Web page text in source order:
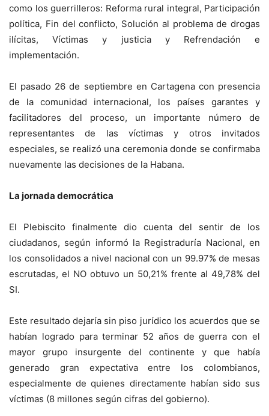
como los guerrilleros: Reforma rural integral, Participación
política, Fin del conflicto, Solución al problema de drogas
ilícitas, Víctimas y justicia y Refrendación e
implementación.
El pasado 26 de septiembre en Cartagena con presencia
de la comunidad internacional, los países garantes y
facilitadores del proceso, un importante número de
representantes de las víctimas y otros invitados
especiales, se realizó una ceremonia donde se confirmaba
nuevamente las decisiones de la Habana.
La jornada democrática
El Plebiscito finalmente dio cuenta del sentir de los
ciudadanos, según informó la Registraduría Nacional, en
los consolidados a nivel nacional con un 99.97% de mesas
escrutadas, el NO obtuvo un 50,21% frente al 49,78% del
SI.
Este resultado dejaría sin piso jurídico los acuerdos que se
habían logrado para terminar 52 años de guerra con el
mayor grupo insurgente del continente y que había
generado gran expectativa entre los colombianos,
especialmente de quienes directamente habían sido sus
víctimas (8 millones según cifras del gobierno).